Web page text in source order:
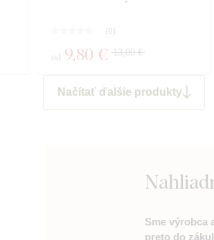
( 0)
od 9,80 € 13,00 €
Načítať ďalšie produkty
Sme výrobca
preto do